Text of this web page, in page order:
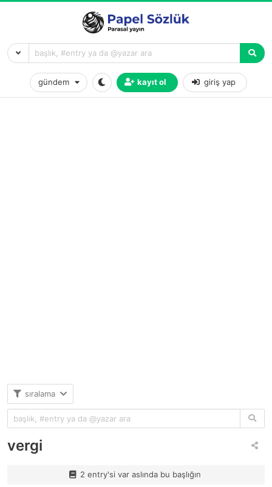
gündem kayıt ol giriş yap
sıralama
vergi
2 entry'si var aslında bu başlığın